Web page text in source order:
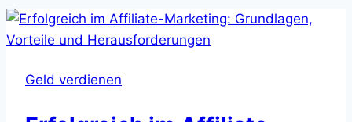
Geld verdienen